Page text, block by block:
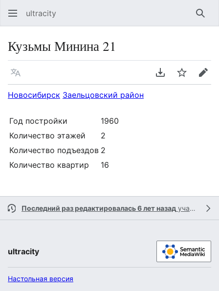
ultracity
Кузьмы Минина 21
Язык Скачать PDF
Следить
Новосибирск Заельцовский район
Год постройки
1960
Количество этажей
2
Количество подъездов 2
Количество квартир
16
Последний раз редактировалась 6 лет назад участником
ultracity
Настольная версия